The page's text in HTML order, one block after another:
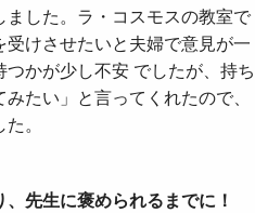
した。ラ・コスモスの教室で
けさせたいと夫婦で意見が一
かが少し不安 でしたが、持ち
たい」と言ってくれたので、
。
先生に褒められるまでに！